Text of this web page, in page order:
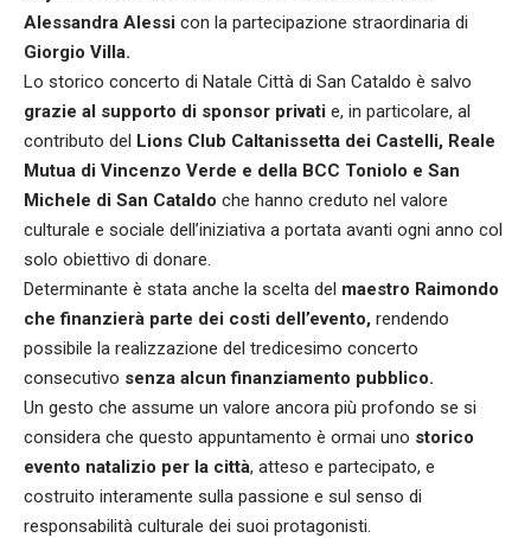
Alessandra Alessi con la partecipazione straordinaria di
Giorgio Villa.
Lo storico concerto di Natale Città di San Cataldo è salvo
grazie al supporto di sponsor privati e, in particolare, al
contributo del Lions Club Caltanissetta dei Castelli, Reale
Mutua di Vincenzo Verde e della BCC Toniolo e San
Michele di San Cataldo che hanno creduto nel valore
culturale e sociale dell’iniziativa a portata avanti ogni anno col
solo obiettivo di donare.
Determinante è stata anche la scelta del maestro Raimondo
che finanzierà parte dei costi dell’evento, rendendo
possibile la realizzazione del tredicesimo concerto
consecutivo senza alcun finanziamento pubblico.
Un gesto che assume un valore ancora più profondo se si
considera che questo appuntamento è ormai uno storico
evento natalizio per la città, atteso e partecipato, e
costruito interamente sulla passione e sul senso di
responsabilità culturale dei suoi protagonisti.